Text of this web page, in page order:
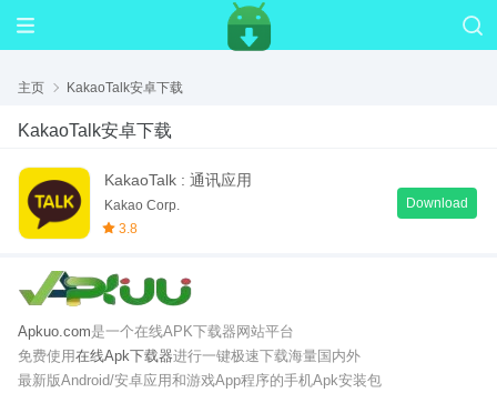
主页 KakaoTalk安卓下载
KakaoTalk安卓下载
KakaoTalk : 通讯应用
Kakao Corp.
3.8
Download
Apkuo.com是一个在线APK下载器网站平台
免费使用在线Apk下载器进行一键极速下载海量国内外
最新版Android/安卓应用和游戏App程序的手机Apk安装包